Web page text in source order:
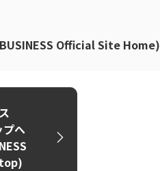
BUSINESS Official Site Home)
プへ